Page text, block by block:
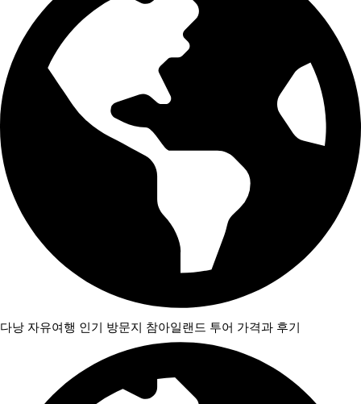
다낭 자유여행 인기 방문지 참아일랜드 투어 가격과 후기